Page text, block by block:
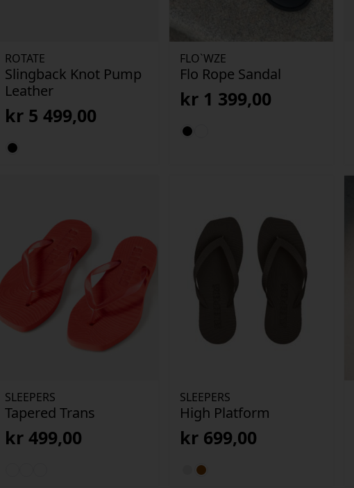
ROTATE
Slingback Knot Pump
Leather
kr 5 499,00
FLO`WZE
Flo Rope Sandal
kr 1 399,00
SLEEPERS
Tapered Trans
kr 499,00
SLEEPERS
High Platform
kr 699,00